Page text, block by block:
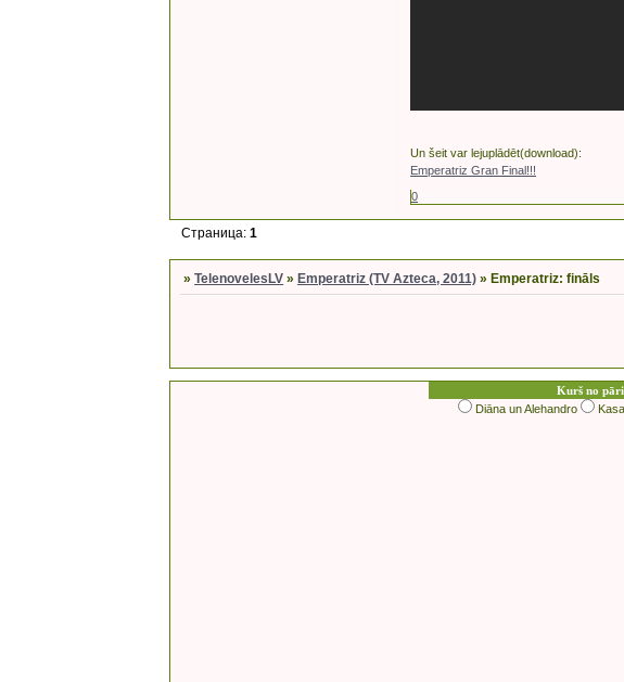
Un šeit var lejuplādēt(download):
Emperatriz Gran Final!!!
0
Страница:1
»TelenovelesLV »Emperatriz (TV Azteca, 2011) »Emperatriz: fināls
Kurš no
Diāna un Alehandro